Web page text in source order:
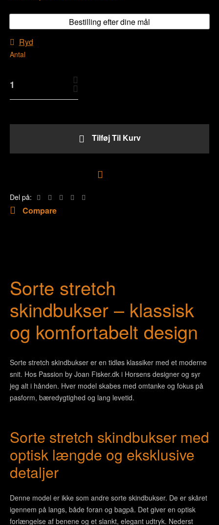
Bestilling efter dine mål
Ryd
Antal
Sorte
stretch
antal
Tilføj Til Kurv
Del på:
Compare
Sorte stretch
skindbukser – klassisk
og komfortabelt design
Sorte stretch skindbukser er en tidløs klassiker med et moderne
snit. Hos Passion by Joan Fisker.dk i Horsens designer og syr
jeg alt i hånden. Hver model skabes med omtanke og fokus på
pasform, bæredygtighed og lang levetid.
Sorte stretch skindbukser med
optisk længde og eksklusive
detaljer
Denne model er ikke som andre sorte skindbukser. De er skåret
igennem på langs, både foran og bagpå. Det giver en optisk
forlængelse af benene og et slankt, elegant udtryk. Nederst